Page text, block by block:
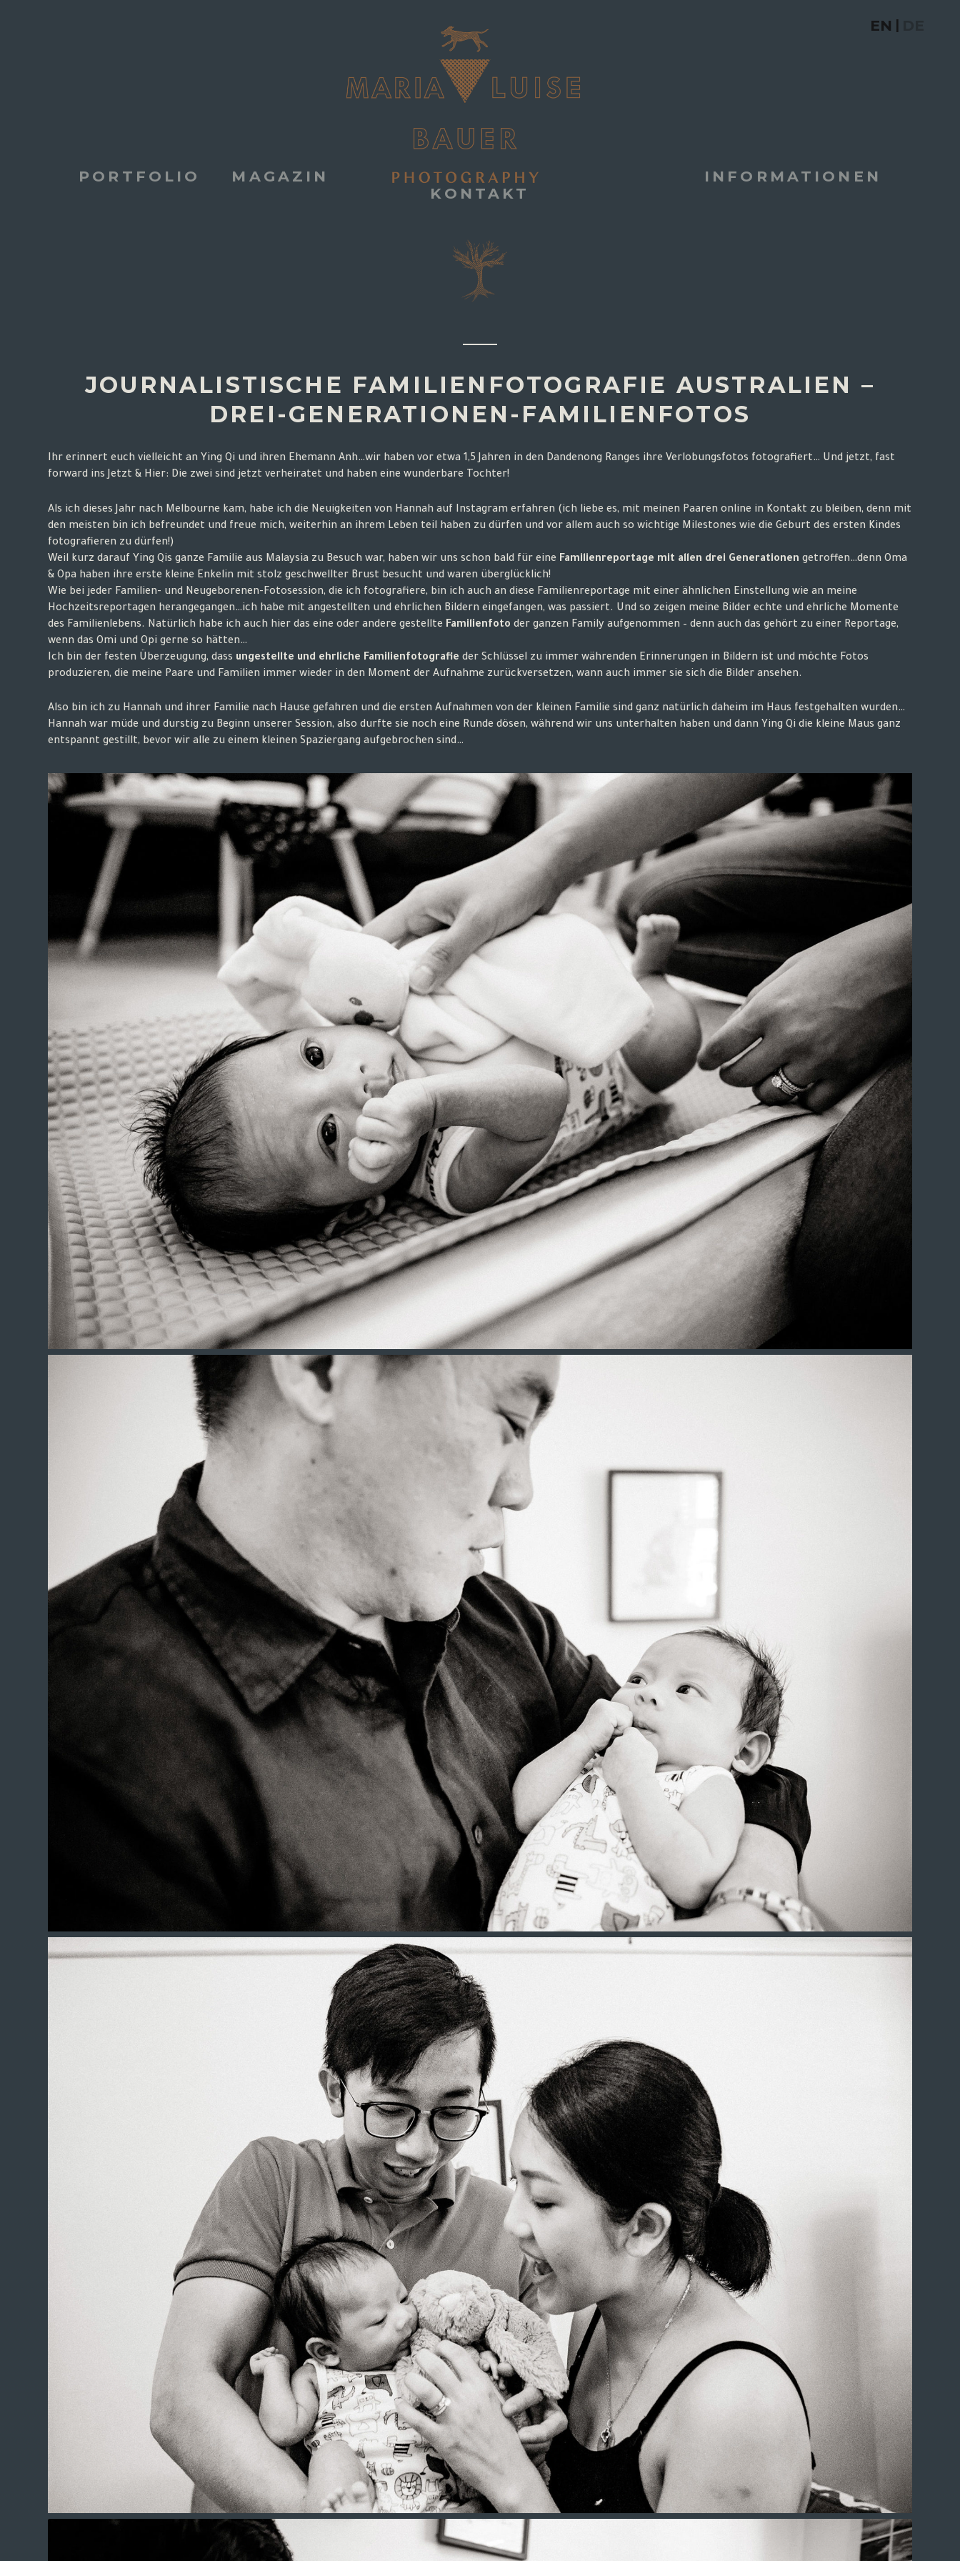
PORTFOLIO MAGAZIN
INFORMATIONEN
KONTAKT
EN
JOURNALISTISCHE FAMILIENFOTOGRAFIE AUSTRALIEN –
DREI-GENERATIONEN-FAMILIENFOTOS
Ihr erinnert euch vielleicht an Ying Qi und ihren Ehemann Anh…wir haben vor etwa 1,5 Jahren in den Dandenong Ranges ihre Verlobungsfotos fotografiert… Und jetzt, fast
forward ins Jetzt & Hier: Die zwei sind jetzt verheiratet und haben eine wunderbare Tochter!
Als ich dieses Jahr nach Melbourne kam, habe ich die Neuigkeiten von Hannah auf Instagram erfahren (ich liebe es, mit meinen Paaren online in Kontakt zu bleiben, denn mit
den meisten bin ich befreundet und freue mich, weiterhin an ihrem Leben teil haben zu dürfen und vor allem auch so wichtige Milestones wie die Geburt des ersten Kindes
fotografieren zu dürfen!)
Weil kurz darauf Ying Qis ganze Familie aus Malaysia zu Besuch war, haben wir uns schon bald für eine Familienreportage mit allen drei Generationen getroffen…denn Oma
& Opa haben ihre erste kleine Enkelin mit stolz geschwellter Brust besucht und waren überglücklich!
Wie bei jeder Familien- und Neugeborenen-Fotosession, die ich fotografiere, bin ich auch an diese Familienreportage mit einer ähnlichen Einstellung wie an meine
Hochzeitsreportagen herangegangen…ich habe mit angestellten und ehrlichen Bildern eingefangen, was passiert. Und so zeigen meine Bilder echte und ehrliche Momente
des Familienlebens. Natürlich habe ich auch hier das eine oder andere gestellte Familienfoto der ganzen Family aufgenommen – denn auch das gehört zu einer Reportage,
wenn das Omi und Opi gerne so hätten…
Ich bin der festen Überzeugung, dass ungestellte und ehrliche Familienfotografie der Schlüssel zu immer währenden Erinnerungen in Bildern ist und möchte Fotos
produzieren, die meine Paare und Familien immer wieder in den Moment der Aufnahme zurückversetzen, wann auch immer sie sich die Bilder ansehen.
Also bin ich zu Hannah und ihrer Familie nach Hause gefahren und die ersten Aufnahmen von der kleinen Familie sind ganz natürlich daheim im Haus festgehalten wurden…
Hannah war müde und durstig zu Beginn unserer Session, also durfte sie noch eine Runde dösen, während wir uns unterhalten haben und dann Ying Qi die kleine Maus ganz
entspannt gestillt, bevor wir alle zu einem kleinen Spaziergang aufgebrochen sind…